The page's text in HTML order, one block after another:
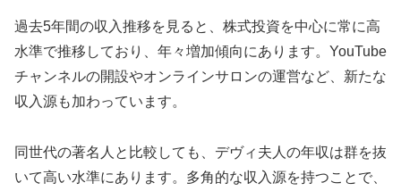
過去5年間の収入推移を見ると、株式投資を中心に常に高
水準で推移しており、年々増加傾向にあります。YouTube
チャンネルの開設やオンラインサロンの運営など、新たな
収入源も加わっています。
同世代の著名人と比較しても、デヴィ夫人の年収は群を抜
いて高い水準にあります。多角的な収入源を持つことで、